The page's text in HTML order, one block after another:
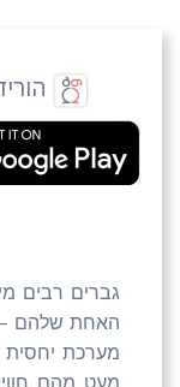
גברים רבים
האחת שלהם –
מערכת יחסית